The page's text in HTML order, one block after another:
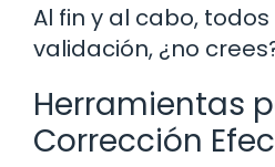
Al fin y al cabo,
validación, ¿no
Herramientas
Corrección